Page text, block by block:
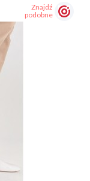
Znajdź
podobne